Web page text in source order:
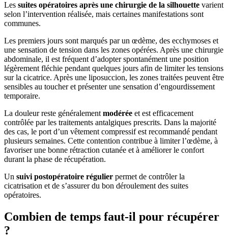
Les suites opératoires après une chirurgie de la silhouette varient
selon l’intervention réalisée, mais certaines manifestations sont
communes.
Les premiers jours sont marqués par un œdème, des ecchymoses et
une sensation de tension dans les zones opérées. Après une chirurgie
abdominale, il est fréquent d’adopter spontanément une position
légèrement fléchie pendant quelques jours afin de limiter les tensions
sur la cicatrice. Après une liposuccion, les zones traitées peuvent être
sensibles au toucher et présenter une sensation d’engourdissement
temporaire.
La douleur reste généralement modérée et est efficacement
contrôlée par les traitements antalgiques prescrits. Dans la majorité
des cas, le port d’un vêtement compressif est recommandé pendant
plusieurs semaines. Cette contention contribue à limiter l’œdème, à
favoriser une bonne rétraction cutanée et à améliorer le confort
durant la phase de récupération.
Un suivi postopératoire régulier permet de contrôler la
cicatrisation et de s’assurer du bon déroulement des suites
opératoires.
Combien de temps faut-il pour récupérer
?